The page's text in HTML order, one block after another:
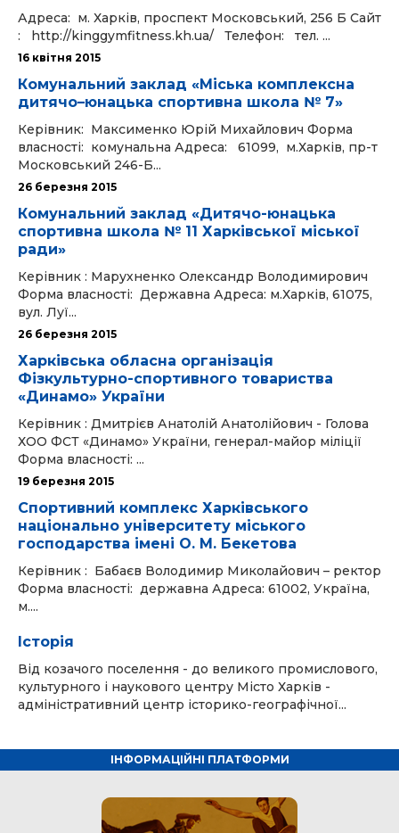
Адреса: м. Харків, проспект Московський, 256 Б Сайт
: http://kinggymfitness.kh.ua/ Телефон: тел. ...
16 квітня 2015
Комунальний заклад «Міська комплексна
дитячо–юнацька спортивна школа № 7»
Керівник: Максименко Юрій Михайлович Форма
власності: комунальна Адреса: 61099, м.Харків, пр-т
Московський 246-Б...
26 березня 2015
Комунальний заклад «Дитячо-юнацька
спортивна школа № 11 Харківської міської
ради»
Керівник : Марухненко Олександр Володимирович
Форма власності: Державна Адреса: м.Харків, 61075,
вул. Луї...
26 березня 2015
Харківська обласна організація
Фізкультурно-спортивного товариства
«Динамо» України
Керівник : Дмитрієв Анатолій Анатолійович - Голова
ХОО ФСТ «Динамо» України, генерал-майор міліції
Форма власності: ...
19 березня 2015
Спортивний комплекс Харківського
національно університету міського
господарства імені О. М. Бекетова
Керівник : Бабаєв Володимир Миколайович – ректор
Форма власності: державна Адреса: 61002, Україна,
м....
Історія
Від козачого поселення - до великого промислового,
культурного і наукового центру Місто Харків -
адміністративний центр історико-географічної...
ІНФОРМАЦІЙНІ ПЛАТФОРМИ